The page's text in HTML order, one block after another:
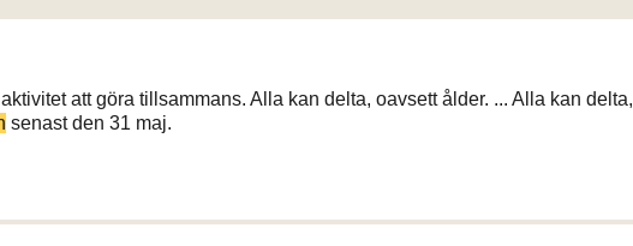
att göra tillsammans. Alla kan delta, oavsett ålder. ... Alla kan delta,
senast den 31 maj.